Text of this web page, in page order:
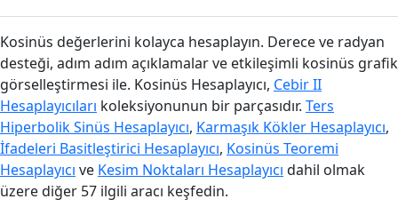
Kosinüs değerlerini kolayca hesaplayın. Derece ve radyan
desteği, adım adım açıklamalar ve etkileşimli kosinüs grafik
görselleştirmesi ile. Kosinüs Hesaplayıcı, Cebir II
Hesaplayıcıları koleksiyonunun bir parçasıdır. Ters
Hiperbolik Sinüs Hesaplayıcı, Karmaşık Kökler Hesaplayıcı,
İfadeleri Basitleştirici Hesaplayıcı, Kosinüs Teoremi
Hesaplayıcı ve Kesim Noktaları Hesaplayıcı dahil olmak
üzere diğer 57 ilgili aracı keşfedin.